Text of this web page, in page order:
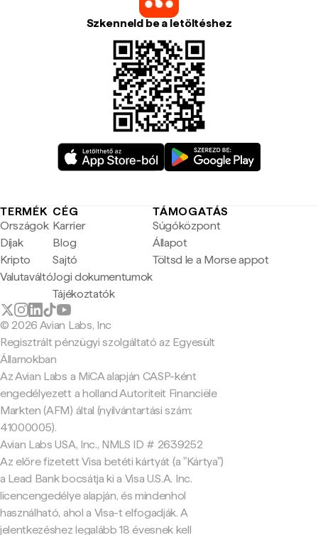
Szkenneld be a letöltéshez
TERMÉK
Országok
Díjak
Kripto
Valutaváltó
CÉG
Karrier
Blog
Sajtó
Jogi dokumentumok
Tájékoztatók
TÁMOGATÁS
Súgóközpont
Állapot
Töltsd le a Morse appot
© 2026 Avian Labs, Inc
Regisztrált pénzügyi szolgáltató az Egyesült
Államokban
Az Avian Labs a MiCA alapján CASP-ként
engedélyezett a holland Autoriteit Financiële
Markten (AFM) által (nyilvántartási szám:
41000005).
Avian Labs USA, Inc., NMLS ID # 2639252
Az előre fizetett Visa betéti kártyát (a "Kártya")
a Lead Bank bocsátja ki a Visa U.S.A. Inc.
licencengedélye alapján, és mindenhol
használható, ahol a Visa-t elfogadják. A
jelentkezéshez legalább 18 évesnek kell